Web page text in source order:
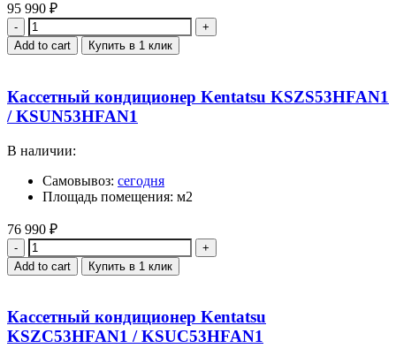
95 990 ₽
Quantity
Add to cart Купить в 1 клик
Кассетный кондиционер Kentatsu KSZS53HFAN1
/ KSUN53HFAN1
В наличии:
Самовывоз: сегодня
Площадь помещения: м2
76 990 ₽
Quantity
Add to cart Купить в 1 клик
Кассетный кондиционер Kentatsu
KSZC53HFAN1 / KSUC53HFAN1